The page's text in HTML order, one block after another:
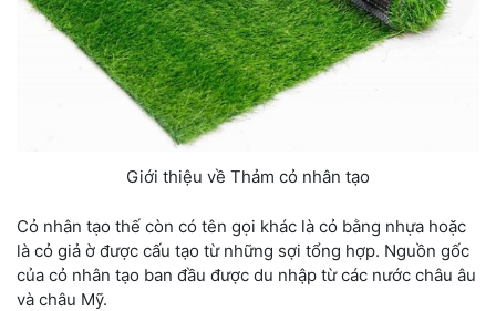
Giới thiệu về Thảm cỏ nhân tạo
Cỏ nhân tạo thế còn có tên gọi khác là cỏ bằng nhựa hoặc
là cỏ giả ờ được cấu tạo từ những sợi tổng hợp. Nguồn gốc
của cỏ nhân tạo ban đầu được du nhập từ các nước châu âu
và châu Mỹ.